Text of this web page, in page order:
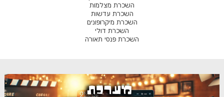
השכרת מצלמות
השכרת עדשות
השכרת מיקרופונים
השכרת דולי
השכרת פנסי תאורה